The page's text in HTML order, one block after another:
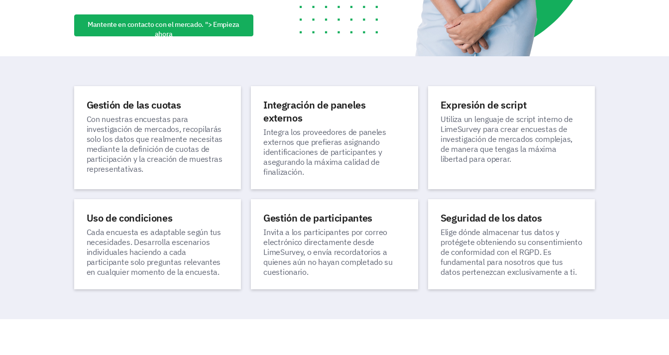
Mantente en contacto con el mercado. "> Empieza
ahora
Gestión de las cuotas
Con nuestras encuestas para
investigación de mercados, recopilarás
solo los datos que realmente necesitas
mediante la definición de cuotas de
participación y la creación de muestras
representativas.
Integración de paneles
externos
Integra los proveedores de paneles
externos que prefieras asignando
identificaciones de participantes y
asegurando la máxima calidad de
finalización.
Expresión de script
Utiliza un lenguaje de script interno de
LimeSurvey para crear encuestas de
investigación de mercados complejas,
de manera que tengas la máxima
libertad para operar.
Uso de condiciones
Cada encuesta es adaptable según tus
necesidades. Desarrolla escenarios
individuales haciendo a cada
participante solo preguntas relevantes
en cualquier momento de la encuesta.
Gestión de participantes
Invita a los participantes por correo
electrónico directamente desde
LimeSurvey, o envía recordatorios a
quienes aún no hayan completado su
cuestionario.
Seguridad de los datos
Elige dónde almacenar tus datos y
protégete obteniendo su consentimiento
de conformidad con el RGPD. Es
fundamental para nosotros que tus
datos pertenezcan exclusivamente a ti.